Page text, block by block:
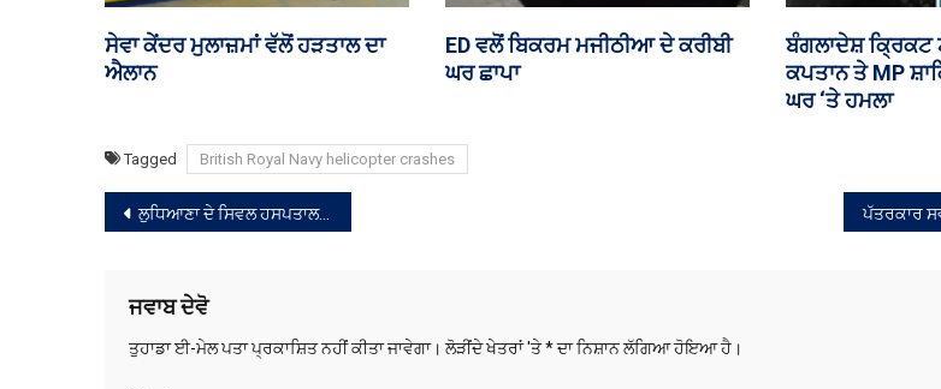
ਕ੍ਰਿਕਟ ਟੀਮ ਦੇ ਸਾਬਕਾ
ਤੇ MP ਸ਼ਾਕਿਬ ਅਲ ਹਸਨ ਦੇ
ਪੰਜਾਬ ਦੇ ਸਰਕਾਰੀ ਮੁਲਾਜ਼ਮਾਂ ਤੇ
ਪੈਨਸ਼ਨਰਾਂ ਦੀ DA ਦੀ ਲੜਾਈ ਸੁਪਰੀਮ
ਵਿਦੇਸ਼ੀ ਫੰਡਿੰਗ ਨਾਲ ਸਬੰਧਤ FCRA ਸੋਧ
ਬਿੱਲ ‘ਤੇ ਅੱਜ ਸੰਸਦ ‘ਚ ਚਰਚਾ ਸੰਭਵ
Tagged British Royal Navy helicopter crashes
ਸੰਪਾਦਨਾ
ਲੁਧਿਆਣਾ ਦੇ ਸਿਵਲ ਹਸਪਤਾਲ ‘ਚ ਨੌਜਵਾਨ ਵਲੋਂ ਡਾਕਟਰ ਨਾਲ ਕੁੱਟਮਾਰ
ਜਵਾਬ ਦੇਵੋ
ਤੁਹਾਡਾ ਈ-ਮੇਲ ਪਤਾ ਪ੍ਰਕਾਸ਼ਿਤ ਨਹੀਂ ਕੀਤਾ ਜਾਵੇਗਾ। ਲੋੜੀਂਦੇ ਖੇਤਰਾਂ 'ਤੇ*ਦਾ ਨਿਸ਼ਾਨ ਲੱਗਿਆ ਹੋਇਆ ਹੈ।